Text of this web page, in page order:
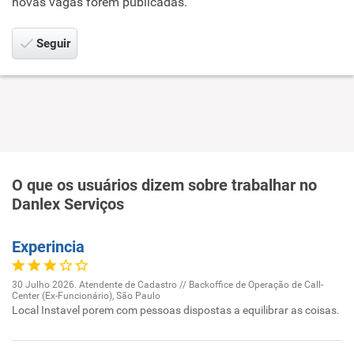
Seguir
O que os usuários dizem sobre trabalhar no
Danlex Serviços
Experincia
30 Julho 2026. Atendente de Cadastro // Backoffice de Operação de Call-
Center (Ex-Funcionário), São Paulo
Local Instavel porem com pessoas dispostas a equilibrar as coisas.